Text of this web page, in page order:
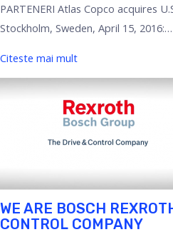
PARTENERI Atlas Copco acquires
Stockholm, Sweden, April 15, 2016:…
Citeste mai mult
WE ARE BOSCH
CONTROL COMPANY